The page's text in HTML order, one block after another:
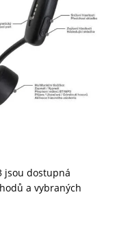
jsou dostupná
a vybraných